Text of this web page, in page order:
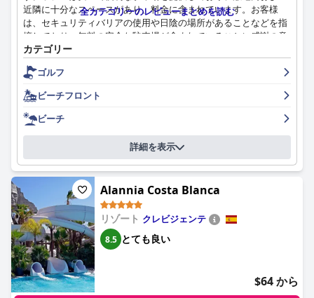
て人気の目的地です。
近隣に十分なスペースがあり、料金に含まれています。お客様
は、セキュリティバリアの使用や日陰の場所があることなどを指
摘しており、無料の安全な駐車場が含まれていることに感謝の意
を表している人もいます。駐車場施設の使いやすさと利便性は一
貫して称賛されており、お客様は滞在を十分に楽しむことができ
ます。
全カテゴリーのレビューまとめを読む
カテゴリー
ゴルフ
ビーチフロント
ビーチ
詳細を表示
Alannia Costa Blanca
リゾート クレビジェンテ
8.5 とても良い
$64 から